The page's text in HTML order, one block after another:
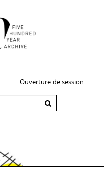
Ouverture de session